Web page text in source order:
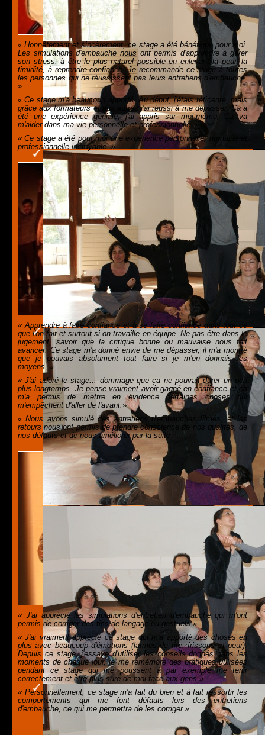
« Honnêtement et sincèrement, ce stage a été bénéfique pour moi.
Les simulations d'embauche nous ont permis d'apprendre à gérer
son stress, à être le plus naturel possible en enlevant la peur, la
timidité, à reprendre confiance. Je recommande ce stage à toutes
les personnes qui ne réussissent pas leurs entretiens d'embauche.
»
« Ce stage m'a beaucoup apporté. Au début, j'étais réticente, mais
grâce aux formateurs et aux autres j'ai réussi à me dépasser. Ça a
été une expérience géniale, j'ai appris sur moi-même. Ça va
m'aider dans ma vie personnelle et professionnelle. »
« Ce stage a été pour moi une expérience personnelle, humaine et
professionnelle incroyable. »
« Apprendre à faire confiance et à se faire confiance dans tout ce
que l'on fait et surtout si on travaille en équipe. Ne pas être dans le
jugement, savoir que la critique bonne ou mauvaise nous fait
avancer. Ce stage m'a donné envie de me dépasser, il m'a montré
que je pouvais absolument tout faire si je m'en donnais les
moyens. »
« J'ai adoré le stage... dommage que ça ne pouvait durer un peu
plus longtemps. Je pense vraiment avoir gagné en confiance et ca
m'a permis de mettre en évidence certaines choses qui
m'empêchent d'aller de l'avant.»
« Nous avons simulé des entretiens d'embauches filmés, et les
retours nous ont permis de prendre conscience de nos qualités, de
nos défauts et de nous améliorer par la suite ».
« J'ai apprécié les simulations d'entretien d'embauche qui m'ont
permis de corriger des tics de langage ou gestuels.»
« J'ai vraiment apprécié ce stage qui m'a apporté des choses en
plus avec beaucoup d'émotions (larmes de rire, frissons et peur).
Depuis ce stage, j'essaye d'utiliser les conseils donnés dans les
moments de chaque jour, je me remémore des pratiques utilisées
pendant ce stage qui me poussent à par exemple me tenir
correctement et être plus sure de moi face aux gens.»
« Personnellement, ce stage m'a fait du bien et à fait ressortir les
comportements qui me font défauts lors des entretiens
d'embauche, ce qui me permettra de les corriger.»